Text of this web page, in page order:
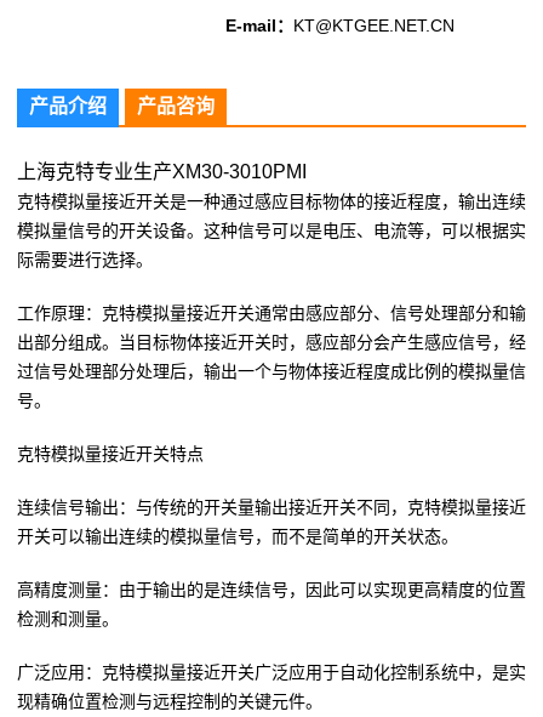
E-mail： KT@KTGEE.NET.CN
产品介绍 产品咨询
上海克特专业生产XM30-3010PMI
克特模拟量接近开关是一种通过感应目标物体的接近程度，输出连续
模拟量信号的开关设备。这种信号可以是电压、电流等，可以根据实
际需要进行选择。
工作原理：克特模拟量接近开关通常由感应部分、信号处理部分和输
出部分组成。当目标物体接近开关时，感应部分会产生感应信号，经
过信号处理部分处理后，输出一个与物体接近程度成比例的模拟量信
号。
克特模拟量接近开关特点
连续信号输出：与传统的开关量输出接近开关不同，克特模拟量接近
开关可以输出连续的模拟量信号，而不是简单的开关状态。
高精度测量：由于输出的是连续信号，因此可以实现更高精度的位置
检测和测量。
广泛应用：克特模拟量接近开关广泛应用于自动化控制系统中，是实
现精确位置检测与远程控制的关键元件。